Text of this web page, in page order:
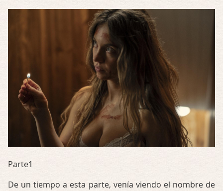
Parte1
De un tiempo a esta parte, venía viendo el nombre de